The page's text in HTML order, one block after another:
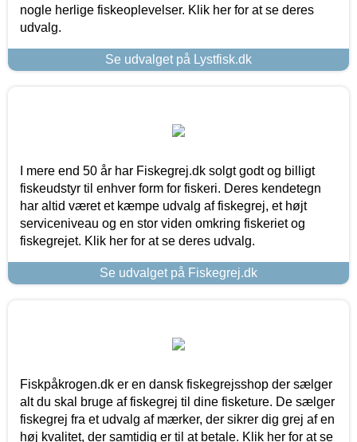
nogle herlige fiskeoplevelser. Klik her for at se deres
udvalg.
Se udvalget på Lystfisk.dk
I mere end 50 år har Fiskegrej.dk solgt godt og billigt
fiskeudstyr til enhver form for fiskeri. Deres kendetegn
har altid været et kæmpe udvalg af fiskegrej, et højt
serviceniveau og en stor viden omkring fiskeriet og
fiskegrejet. Klik her for at se deres udvalg.
Se udvalget på Fiskegrej.dk
Fiskpåkrogen.dk er en dansk fiskegrejsshop der sælger
alt du skal bruge af fiskegrej til dine fisketure. De sælger
fiskegrej fra et udvalg af mærker, der sikrer dig grej af en
høj kvalitet, der samtidig er til at betale. Klik her for at se